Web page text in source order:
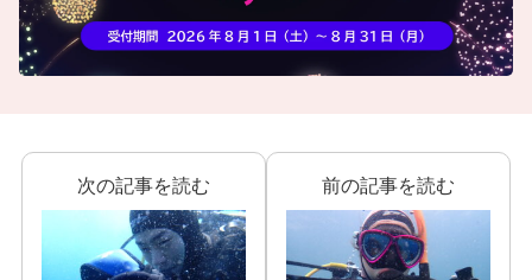
次の記事を読む 前の記事を読む